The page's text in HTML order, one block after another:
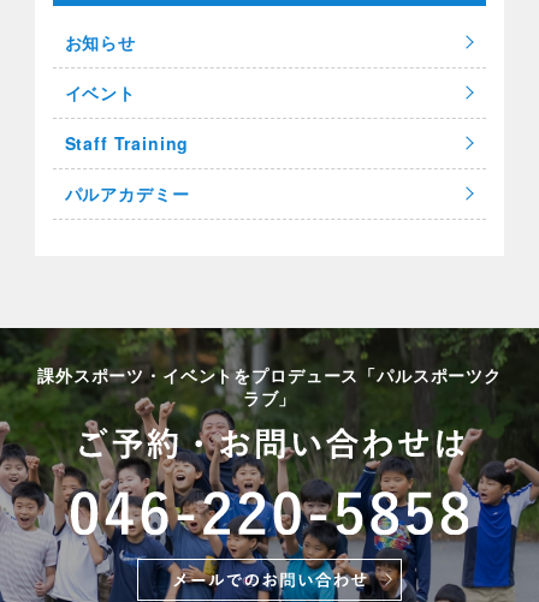
お知らせ
イベント
Staff Training
パルアカデミー
課外スポーツ・イベントをプロデュース「パルスポーツク
ラブ」